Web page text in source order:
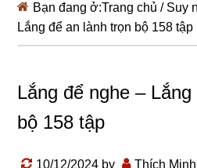
Bạn đang ở:Trang chủ / Suy
Lắng để an lành trọn bộ 158 tập
Lắng để nghe –
bộ 158 tập
10/12/2024 by Thích